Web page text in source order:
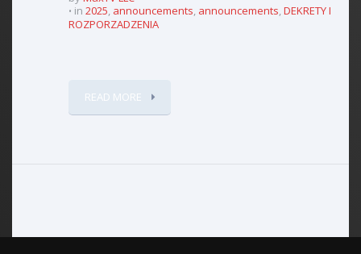
in 2025, announcements, announcements,DEKRETY I
ROZPORZADZENIA
READ MORE